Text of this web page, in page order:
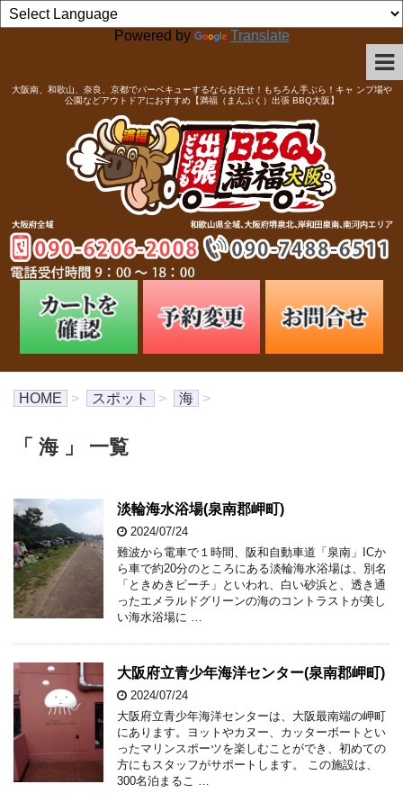
Powered by Translate
大阪南、和歌山、奈良、京都でバーベキューするならお任せ！もちろん手ぶら！キャ ンプ場や
公園などアウトドアにおすすめ【満福（まんぷく）出張 BBQ大阪】
HOME > スポット > 海 >
「 海 」 一覧
淡輪海水浴場(泉南郡岬町)
2024/07/24
難波から電車で１時間、阪和自動車道「泉南」ICか
ら車で約20分のところにある淡輪海水浴場は、別名
「ときめきビーチ」といわれ、白い砂浜と、透き通
ったエメラルドグリーンの海のコントラストが美し
い海水浴場に …
大阪府立青少年海洋センター(泉南郡岬町)
2024/07/24
大阪府立青少年海洋センターは、大阪最南端の岬町
にあります。ヨットやカヌー、カッターボートとい
ったマリンスポーツを楽しむことができ、初めての
方にもスタッフがサポートします。 この施設は、
300名泊まるこ …